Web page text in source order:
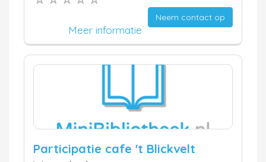
Neem contact op
Meer informatie
Participatie cafe 't Blickvelt